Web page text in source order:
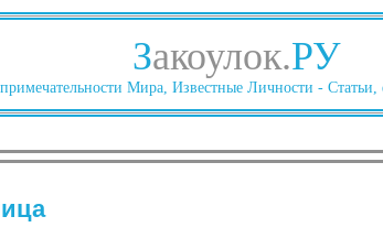
Закоулок.РУ
Мира, Известные Личности - Статьи,